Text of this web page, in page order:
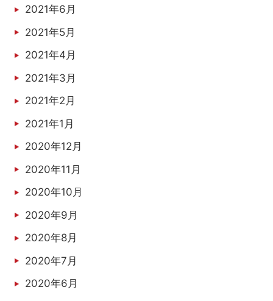
2021年6月
2021年5月
2021年4月
2021年3月
2021年2月
2021年1月
2020年12月
2020年11月
2020年10月
2020年9月
2020年8月
2020年7月
2020年6月